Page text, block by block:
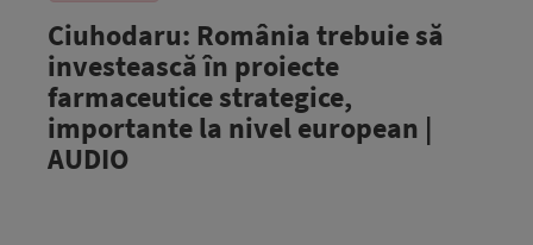
Ciuhodaru: România trebuie să
investească în proiecte
farmaceutice strategice,
importante la nivel european |
AUDIO